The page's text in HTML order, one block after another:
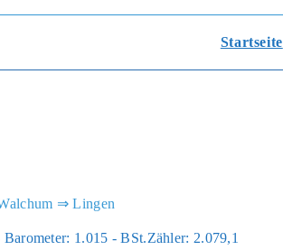
Startseite
⇒ Lingen
1.015 - BSt.Zähler: 2.079,1